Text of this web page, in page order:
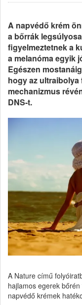
A napvédő krém
a bőrrák
figyelmeztetnek a
a melanóma egyik
Egészen
hogy az
mechanizmus
DNS-t.
A Nature című
hajlamos egerek
napvédő krémek